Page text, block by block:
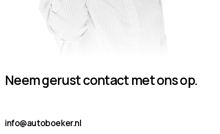
Neem gerust contact met ons op.
info@autoboeker.nl